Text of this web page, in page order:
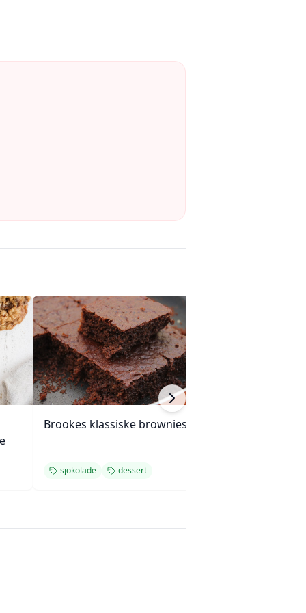
Brookes klassiske brownies
sjokolade dessert